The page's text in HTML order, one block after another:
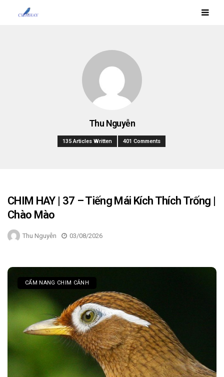
Thu Nguyễn
135 Articles Written 401 Comments
CHIM HAY | 37 – Tiếng Mái Kích Thích Trống |
Chào Mào
Thu Nguyễn 03/08/2026
CẨM NANG CHIM CẢNH